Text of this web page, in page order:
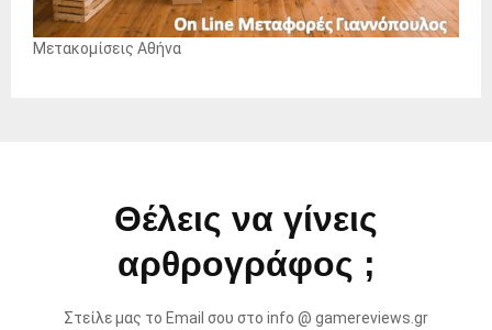
Μετακομίσεις Αθήνα
Θέλεις να γίνεις
αρθρογράφος ;
Στείλε μας το Email σου στο info @ gamereviews.gr